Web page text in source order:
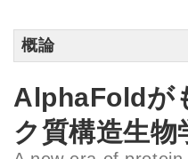
概論
AlphaFoldが
ク質構造生物